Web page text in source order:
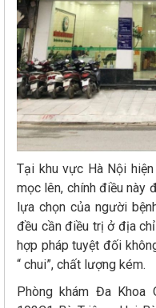
Tại khu vực Hà Nội
mọc lên, chính điều này
lựa chọn của người
đều cần điều trị ở địa
hợp pháp tuyệt đối
“ chui”, chất lượng kém.
Phòng khám Đa